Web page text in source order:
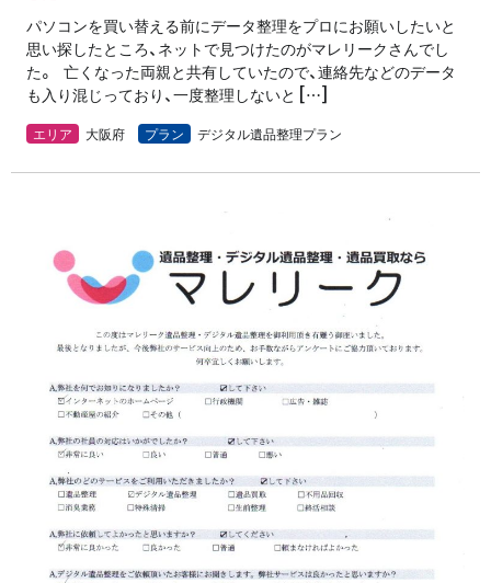
パソコンを買い替える前にデータ整理をプロにお願いしたいと
思い探したところ、ネットで見つけたのがマレリークさんでし
た。 亡くなった両親と共有していたので、連絡先などのデータ
も入り混じっており、一度整理しないと […]
エリア 大阪府 プラン デジタル遺品整理プラン